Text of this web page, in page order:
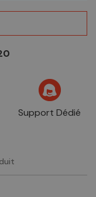
Support Dédié